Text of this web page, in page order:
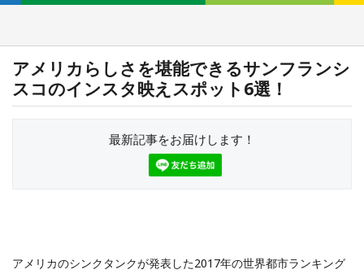
アメリカらしさを堪能できるサンフランシ
スコのインスタ映えスポット6選！
最新記事をお届けします！
アメリカのシンクタンクが発表した2017年の世界都市ランキング